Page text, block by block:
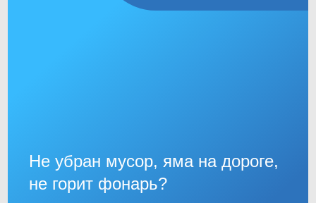
Не убран мусор, яма на дороге,
не горит фонарь?